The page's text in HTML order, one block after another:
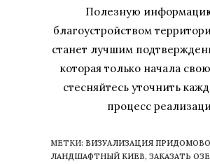
Полезную
благоустройством
станет лучшим
которая только начала
стесняйтесь уточнить
процесс
МЕТКИ: ВИЗУАЛИЗАЦИЯ
ЛАНДШАФТНЫЙ КИЕВ, ЗАКАЗАТЬ